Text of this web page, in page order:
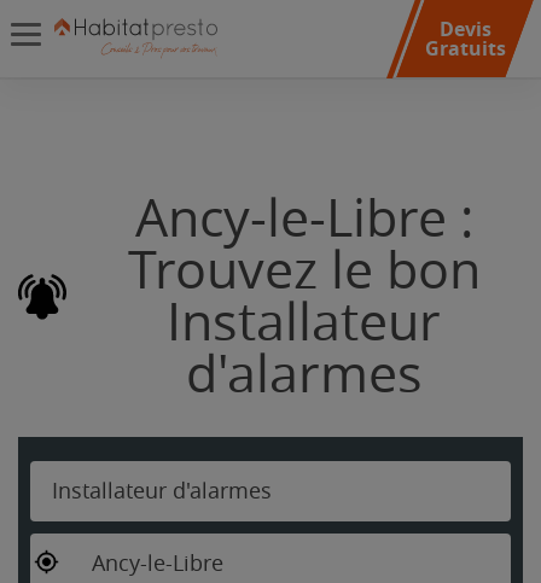
Devis
Gratuits
Ancy-le-Libre :
Trouvez le bon
Installateur
d'alarmes
Installateur d'alarmes
Ancy-le-Libre